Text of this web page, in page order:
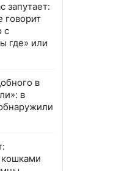
запутает:
говорит
с
где» или
в
в
кошками